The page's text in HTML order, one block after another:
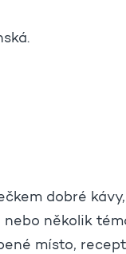
dobré
nebo několik
místo,